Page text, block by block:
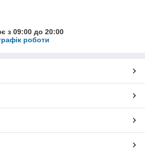
з 09:00 до 20:00
роботи